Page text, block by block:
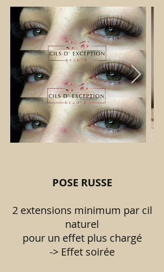
POSE RUSSE
2 extensions minimum par cil
naturel
pour un effet plus chargé
-> Effet soirée